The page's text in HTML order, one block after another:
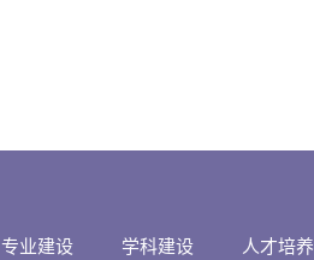
专业建设 学科建设 人才培养